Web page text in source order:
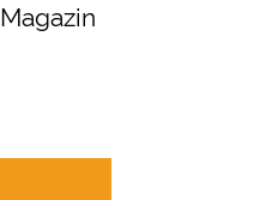
Magazin